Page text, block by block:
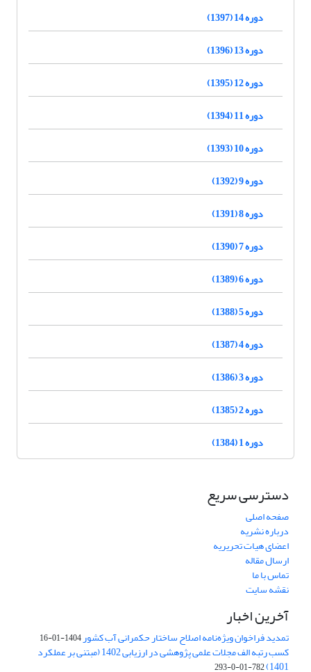
دوره 14 (1397)
دوره 13 (1396)
دوره 12 (1395)
دوره 11 (1394)
دوره 10 (1393)
دوره 9 (1392)
دوره 8 (1391)
دوره 7 (1390)
دوره 6 (1389)
دوره 5 (1388)
دوره 4 (1387)
دوره 3 (1386)
دوره 2 (1385)
دوره 1 (1384)
دسترسی سریع
صفحه اصلی
درباره نشریه
اعضای هیات تحریریه
ارسال مقاله
تماس با ما
نقشه سایت
آخرین اخبار
تمدید فراخوان ویژه‌نامه اصلاح ساختار حکمرانی آب کشور1404-01-16
کسب رتبه الف مجلات علمی پژوهشی در ارزیابی 1402 (مبتنی بر عملکرد
1401)
782-01-0-293